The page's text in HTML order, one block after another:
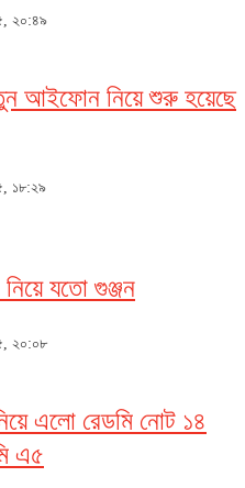
২০:৪৯
আইফোন নিয়ে শুরু হয়েছে
১৮:২৯
যতো গুঞ্জন
২০:০৮
এলো রেডমি নোট ১৪
এ৫